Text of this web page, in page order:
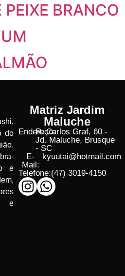
BRANCO
do
e
e
Matriz Jardim
Maluche
Endereço:
R. Carlos Graf, 60 -
Jd. Maluche, Brusque
- SC
E-
Mail:
kyuutai@hotmail.com
Telefone:(47) 3019-4150